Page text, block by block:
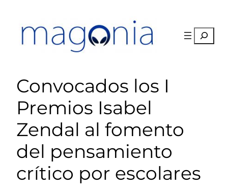
contenido
Buscar
Convocados los I
Premios Isabel
Zendal al fomento
del pensamiento
crítico por escolares